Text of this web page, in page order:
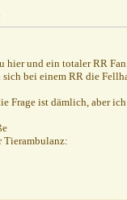
hier und ein totaler RR
bei einem RR die
Frage ist dämlich, aber
Tierambulanz: